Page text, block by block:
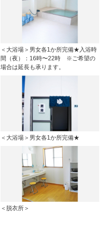
＜大浴場＞男女各1か所完備★入浴時
間（夜）：16時〜22時 ※ご希望の
場合は延長も承ります。
＜大浴場＞男女各1か所完備★
＜脱衣所＞